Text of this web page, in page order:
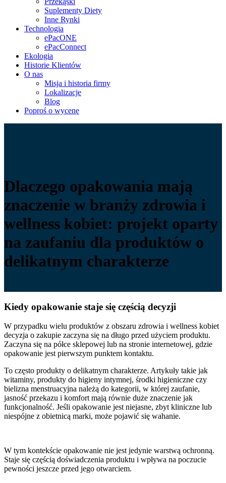
Suplementy Diety
Inne Rynki
Technologia
ePacONE
ePacConnect
Ekologia
Historie Klientów
O nas
Misja i historia firmy
Lokalizacje
Blog
Poproś o wycenę
Dlaczego opakowania mają
znaczenie w branży zdrowia i
wellness kobiet: projekt oparty
na zaufaniu dla produktów o
delikatnym charakterze
Kiedy opakowanie staje się częścią decyzji
W przypadku wielu produktów z obszaru zdrowia i wellness kobiet
decyzja o zakupie zaczyna się na długo przed użyciem produktu.
Zaczyna się na półce sklepowej lub na stronie internetowej, gdzie
opakowanie jest pierwszym punktem kontaktu.
To często produkty o delikatnym charakterze. Artykuły takie jak
witaminy, produkty do higieny intymnej, środki higieniczne czy
bielizna menstruacyjna należą do kategorii, w której zaufanie,
jasność przekazu i komfort mają równie duże znaczenie jak
funkcjonalność. Jeśli opakowanie jest niejasne, zbyt kliniczne lub
niespójne z obietnicą marki, może pojawić się wahanie.
W tym kontekście opakowanie nie jest jedynie warstwą ochronną.
Staje się częścią doświadczenia produktu i wpływa na poczucie
pewności jeszcze przed jego otwarciem.